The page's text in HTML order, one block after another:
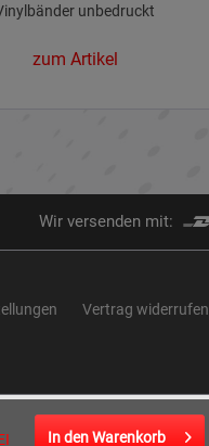
unbedruckt
zum Artikel
Wir versenden mit:
Vertrag widerrufen
In denWarenkorb